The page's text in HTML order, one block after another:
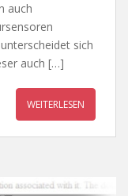
auch
sich
auch […]
WEITERLESEN